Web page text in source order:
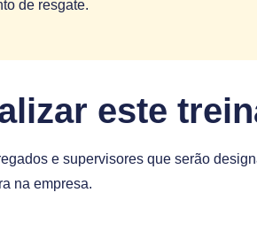
de resgate.
este
e supervisores que serão
na empresa.